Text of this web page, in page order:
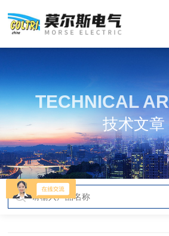
TECHNICAL
技术文章